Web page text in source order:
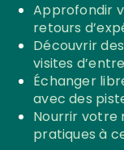
Approfondir
retours
Découvrir
visites
Échanger
avec des
Nourrir votre
pratiques à